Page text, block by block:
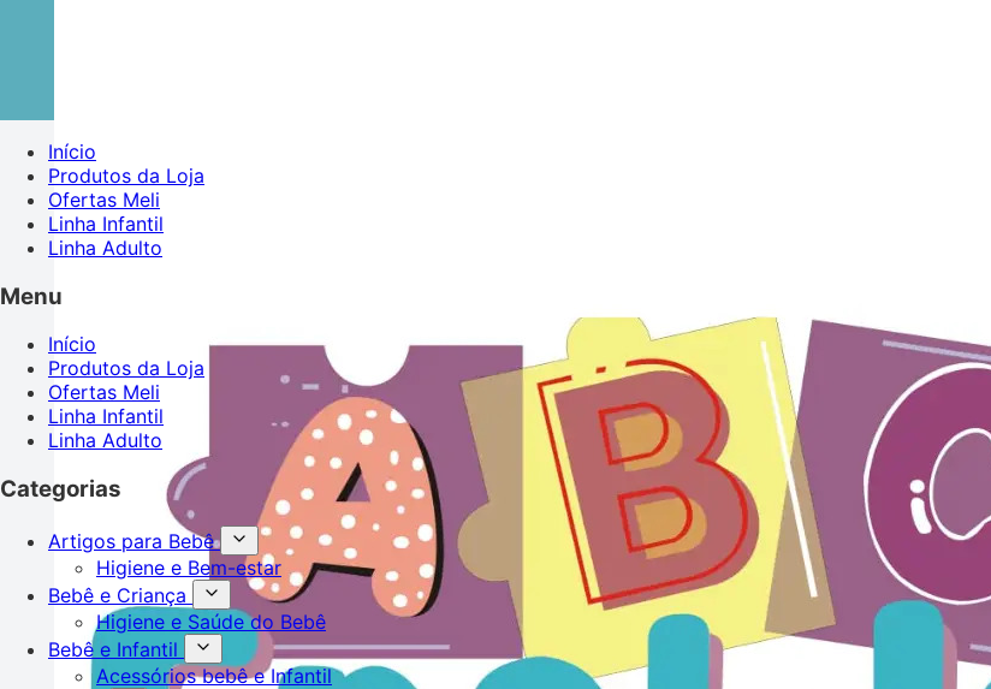
Início
Produtos da Loja
Ofertas Meli
Linha Infantil
Linha Adulto
Menu
Início
Produtos da Loja
Ofertas Meli
Linha Infantil
Linha Adulto
Categorias
Artigos para Bebê
Higiene e Bem-estar
Bebê e Criança
Higiene e Saúde do Bebê
Bebê e Infantil
Acessórios bebê e Infantil